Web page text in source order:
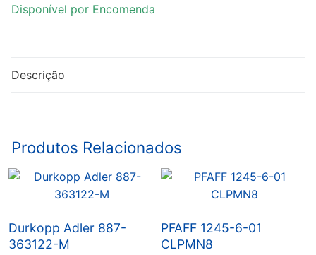
Disponível por Encomenda
Descrição
Produtos Relacionados
Durkopp Adler 887-
363122-M
PFAFF 1245-6-01
CLPMN8